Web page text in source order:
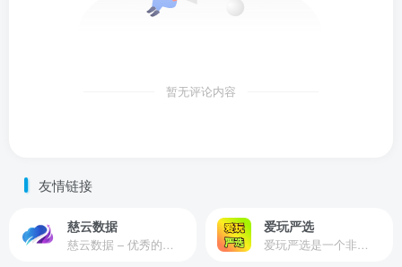
暂无评论内容
友情链接
慈云数据
慈云数据 – 优秀的云服务器服务商，提供最具有性价比的产品。慈云数据是开发者必不可少的良心云
爱玩严选
爱玩严选是一个非常有保障且性价比极高的虚拟商城，包括但不限于苹果证书、技术指导、会员充值等多种虚拟服务！